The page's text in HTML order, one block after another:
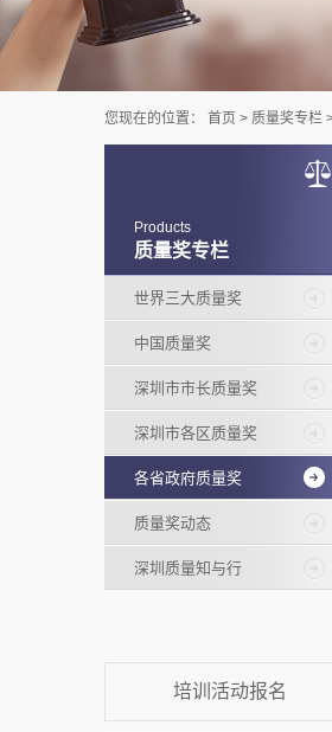
质量奖专栏
Products
世界三大质量奖
中国质量奖
深圳市市长质量奖
深圳市各区质量奖
各省政府质量奖
质量奖动态
深圳质量知与行
培训活动报名
您现在的位置： 首页 > 质量奖专栏